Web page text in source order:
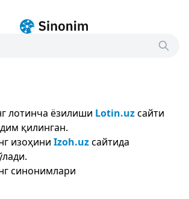
лотинча ёзилиши Lotin.uzсайти
қилинган.
изоҳини Izoh.uzсайтида
синонимлари